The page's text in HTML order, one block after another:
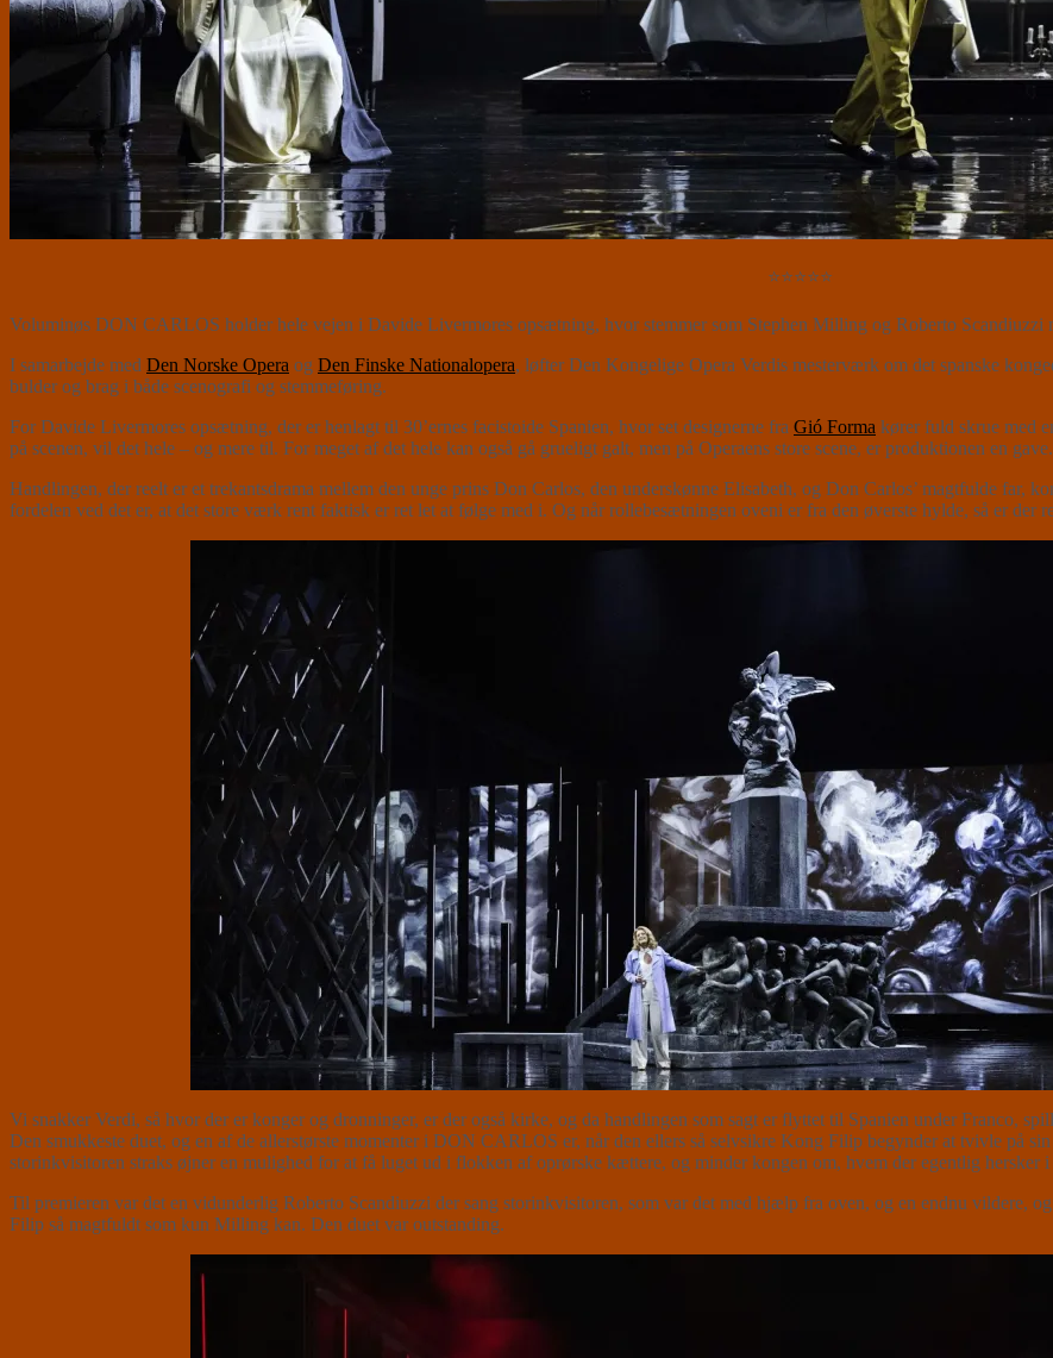
⭐⭐⭐⭐⭐
Voluminøs DON CARLOS holder hele vejen i Davide Livermores opsætning, hvor stemmer som Stephen Milling og Roberto Scandiuzzi
I samarbejde med Den Norske Opera og Den Finske Nationalopera, løfter Den Kongelige Opera Verdis mesterværk om det spanske
bulder og brag i både scenografi og stemmeføring.
For Davide Livermores opsætning, der er henlagt til 30’ernes facistoide Spanien, hvor set designerne fra Gió Forma kører fuld skrue med
på scenen, vil det hele – og mere til. For meget af det hele kan også gå grueligt galt, men på Operaens store scene, er produktionen en gave.
Handlingen, der reelt er et trekantsdrama mellem den unge prins Don Carlos, den underskønne Elisabeth, og Don Carlos’ magtfulde
fordelen ved det er, at det store værk rent faktisk er ret let at følge med i. Og når rollebesætningen oveni er fra den øverste hylde, så er der
Vi snakker Verdi, så hvor der er konger og dronninger, er der også kirke, og da handlingen som sagt er flyttet til Spanien under Franco,
Den smukkeste duet, og en af de allerstørste momenter i DON CARLOS er, når den ellers så selvsikre Kong Filip begynder at tvivle på
storinkvisitoren straks øjner en mulighed for at få luget ud i flokken af oprørske kættere, og minder kongen om, hvem der egentlig hersker i
Til premieren var det en vidunderlig Roberto Scandiuzzi der sang storinkvisitoren, som var det med hjælp fra oven, og en endnu vildere,
Filip så magtfuldt som kun Milling kan. Den duet var outstanding.